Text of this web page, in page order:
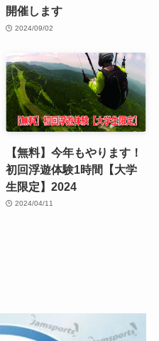
開催します
2024/09/02
【無料】今年もやります！
初回浮遊体験1時間【大学
生限定】2024
2024/04/11